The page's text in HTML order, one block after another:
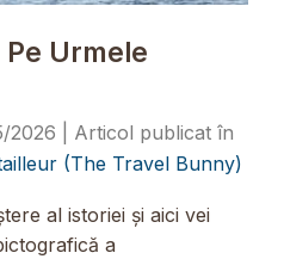
Urmele
2026
(The Travel Bunny)
al istoriei și aici vei
a